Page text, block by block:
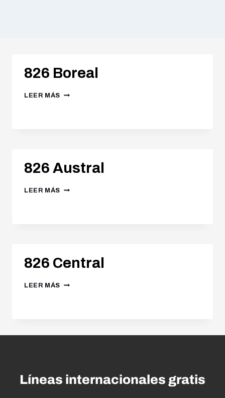
826 Boreal
LEER MÁS
826 Austral
LEER MÁS
826 Central
LEER MÁS
Líneas internacionales gratis